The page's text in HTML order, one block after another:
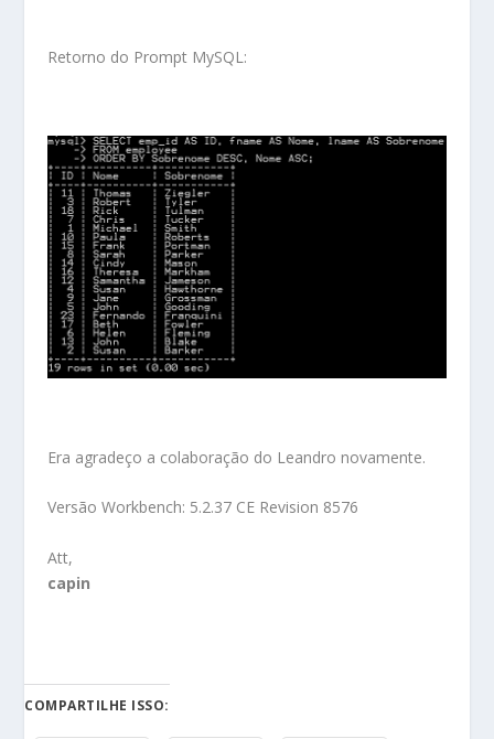
Retorno do Prompt MySQL:
Era agradeço a colaboração do Leandro novamente.
Versão Workbench: 5.2.37 CE Revision 8576
Att,
capin
COMPARTILHE ISSO: